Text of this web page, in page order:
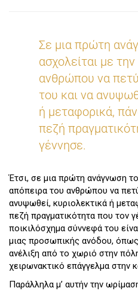
Σε μια πρώτη
ασχολείται με
ανθρώπου να
του και να
ή μεταφορικά,
πεζή
γέννησε.
Έτσι, σε μια πρώτη ανάγνωση
απόπειρα του ανθρώπου να
ανυψωθεί, κυριολεκτικά ή
πεζή πραγματικότητα που τον
ποικιλόσχημα σύννεφά του
μιας προσωπικής ανόδου, όπως
ανέλιξη από το χωριό στην
χειρωνακτικό επάγγελμα στην
Παράλληλα μ’ αυτήν την